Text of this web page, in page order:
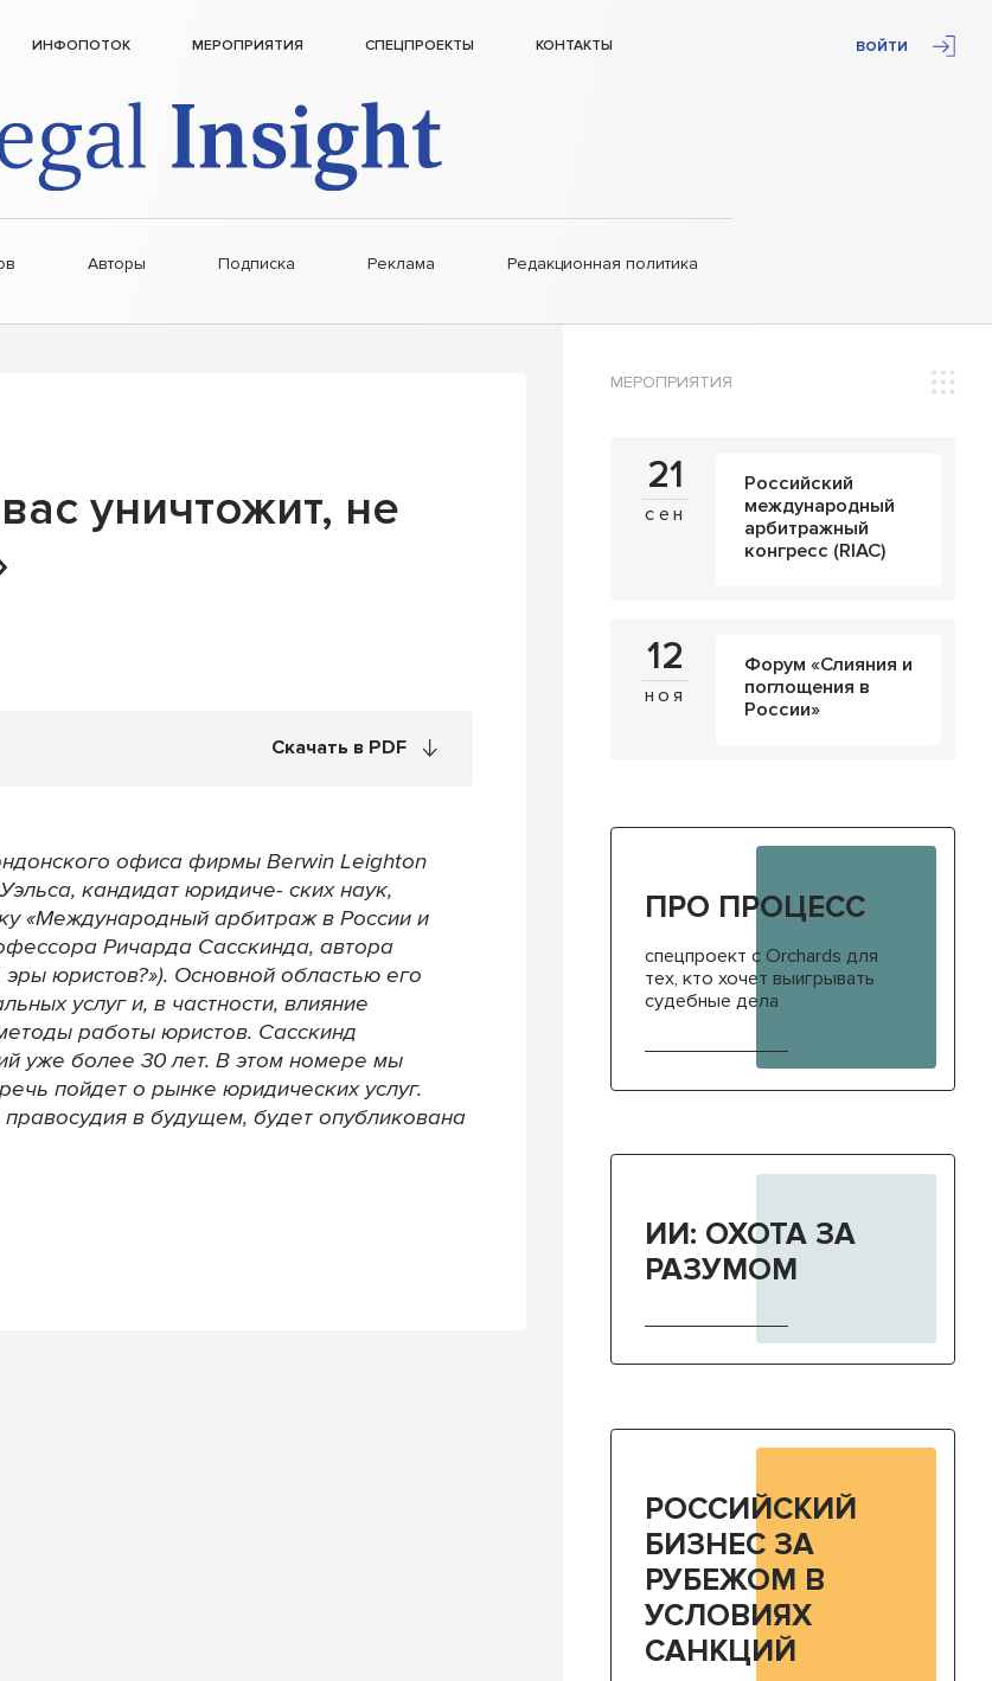
ИНФОПОТОК МЕРОПРИЯТИЯ СПЕЦПРОЕКТЫ КОНТАКТЫ ВОЙТИ
Авторы Подписка Реклама Редакционная политика
уничтожит, не
Скачать в PDF
офиса фирмы Berwin Leighton
кандидат юридиче- ских наук,
«Международный арбитраж в России и
Ричарда Сасскинда, автора
эры юристов?»). Основной областью его
услуг и, в частности, влияние
работы юристов. Сасскинд
уже более 30 лет. В этом номере мы
пойдет о рынке юридических услуг.
в будущем, будет опубликована
МЕРОПРИЯТИЯ
21
сен
Российский
международный
арбитражный
конгресс (RIAC)
12
ноя
Форум «Слияния и
поглощения в
России»
ПРО ПРОЦЕСС
спецпроект с Orchards для
тех, кто хочет выигрывать
судебные дела
ИИ: ОХОТА ЗА
РАЗУМОМ
РОССИЙСКИЙ
БИЗНЕС ЗА
РУБЕЖОМ В
УСЛОВИЯХ
САНКЦИЙ